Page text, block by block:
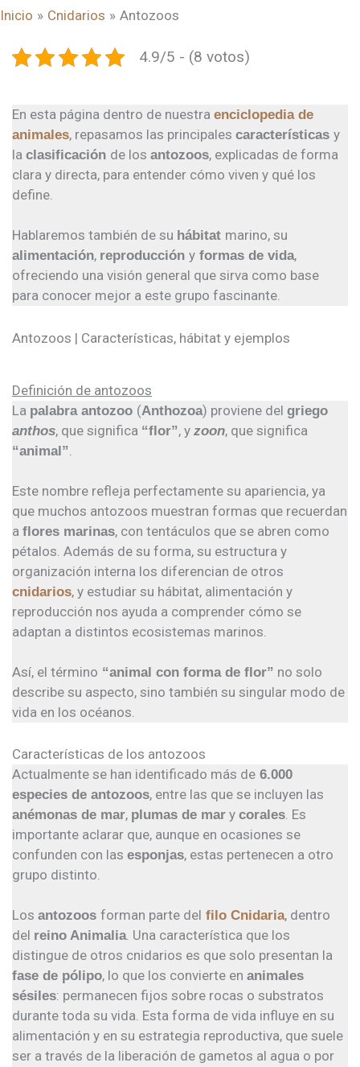
Inicio Cnidarios Antozoos
4.9/5 - (8 votos)
En esta página dentro de nuestra enciclopedia de
animales, repasamos las principales características y
la clasificación de los antozoos, explicadas de forma
clara y directa, para entender cómo viven y qué los
define.
Hablaremos también de su hábitat marino, su
alimentación, reproducción y formas de vida,
ofreciendo una visión general que sirva como base
para conocer mejor a este grupo fascinante.
Antozoos | Características, hábitat y ejemplos
Definición de antozoos
La palabra antozoo (Anthozoa) proviene del griego
anthos, que significa “flor”, y zoon, que significa
“animal”
Este nombre refleja perfectamente su apariencia, ya
que muchos antozoos muestran formas que recuerdan
a flores marinas, con tentáculos que se abren como
pétalos. Además de su forma, su estructura y
organización interna los diferencian de otros
cnidarios, y estudiar su hábitat, alimentación y
reproducción nos ayuda a comprender cómo se
adaptan a distintos ecosistemas marinos.
Así, el término “animal con forma de flor” no solo
describe su aspecto, sino también su singular modo de
vida en los océanos.
Características de los antozoos
Actualmente se han identificado más de 6.000
especies de antozoos, entre las que se incluyen las
anémonas de mar, plumas de mar y corales . Es
importante aclarar que, aunque en ocasiones se
confunden con las esponjas, estas pertenecen a otro
grupo distinto.
Los antozoos forman parte del filo Cnidaria, dentro
del reino Animalia. Una característica que los
distingue de otros cnidarios es que solo presentan la
fase de pólipo, lo que los convierte en animales
sésiles: permanecen fijos sobre rocas o substratos
durante toda su vida. Esta forma de vida influye en su
alimentación y en su estrategia reproductiva, que suele
ser a través de la liberación de gametos al agua o por